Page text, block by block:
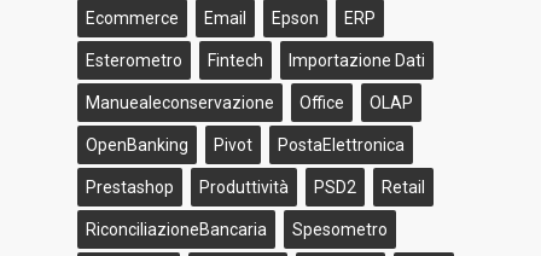
Ecommerce Email Epson ERP
Esterometro Fintech Importazione Dati
Manuealeconservazione Office OLAP
OpenBanking Pivot PostaElettronica
Prestashop Produttività PSD2 Retail
RiconciliazioneBancaria Spesometro